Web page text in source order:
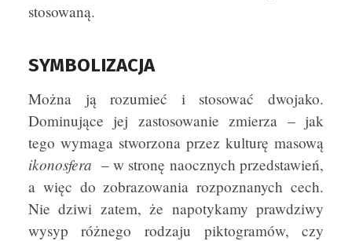
stosowaną.
SYMBOLIZACJA
Można ją rozumieć i stosować dwojako.
Dominujące jej zastosowanie zmierza – jak
tego wymaga stworzona przez kulturę masową
ikonosfera – w stronę naocznych przedstawień,
a więc do zobrazowania rozpoznanych cech.
Nie dziwi zatem, że napotykamy prawdziwy
wysyp różnego rodzaju piktogramów, czy